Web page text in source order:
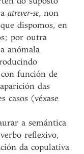
atrever-se, non
dispomos, en
por outra
anómala
función de
das
casos (véxase
a semántica
reflexivo,
da copulativa